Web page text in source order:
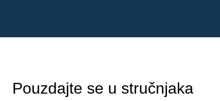
Pouzdajte se u stručnjaka